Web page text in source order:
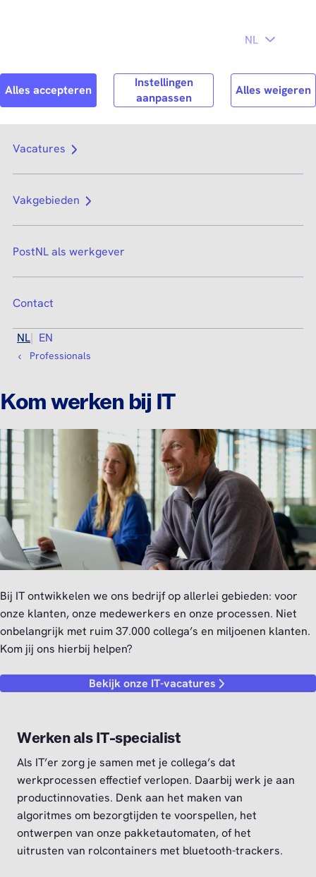
Search Zoek
Vacatures
Vakgebieden
PostNL als werkgever
Contact
NL EN
Professionals
Kom werken bij IT
Bij IT ontwikkelen we ons bedrijf op allerlei gebieden: voor
onze klanten, onze medewerkers en onze processen. Niet
onbelangrijk met ruim 37.000 collega’s en miljoenen klanten.
Kom jij ons hierbij helpen?
Bekijk onze IT-vacatures
Werken als IT-specialist
Als IT’er zorg je samen met je collega’s dat
werkprocessen effectief verlopen. Daarbij werk je aan
productinnovaties. Denk aan het maken van
algoritmes om bezorgtijden te voorspellen, het
ontwerpen van onze pakketautomaten, of het
uitrusten van rolcontainers met bluetooth-trackers.